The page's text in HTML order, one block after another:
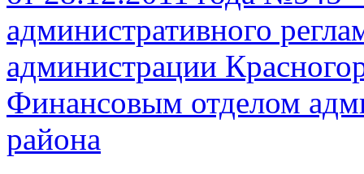
административного
администрации
Финансовым отделом
района